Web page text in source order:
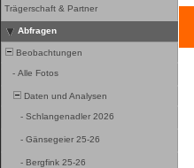
Trägerschaft & Partner
Abfragen
Beobachtungen
- Alle Fotos
Daten und Analysen
- Schlangenadler 2026
- Gänsegeier 25-26
- Bergfink 25-26